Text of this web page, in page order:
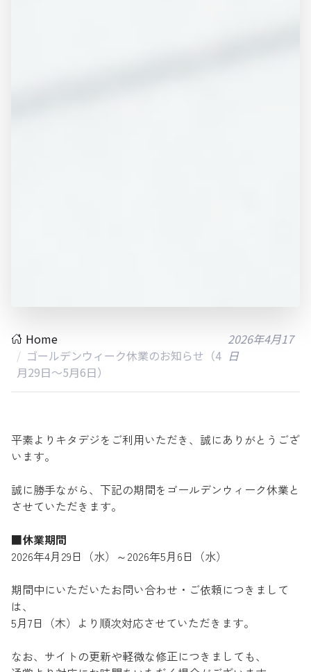
Home
ゴールデンウィーク休業のお知らせ（4
月29日〜5月6日）
2026年4月17
日
平素よりキタデジをご利用いただき、誠にありがとうござ
います。
誠に勝手ながら、下記の期間をゴールデンウィーク休業と
させていただきます。
■休業期間
2026年4月29日（水）～2026年5月6日（水）
期間中にいただいたお問い合わせ・ご依頼につきまして
は、
5月7日（木）より順次対応させていただきます。
なお、サイトの更新や軽微な修正につきましても、